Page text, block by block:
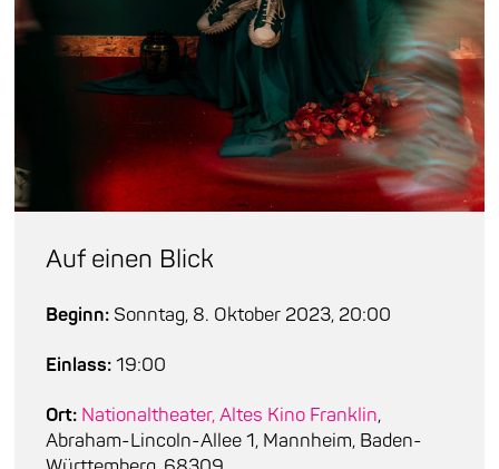
Auf einen Blick
Beginn: Sonntag, 8. Oktober 2023, 20:00
Einlass:19:00
Ort: Nationaltheater, Altes Kino Franklin,
Abraham-Lincoln-Allee 1, Mannheim, Baden-